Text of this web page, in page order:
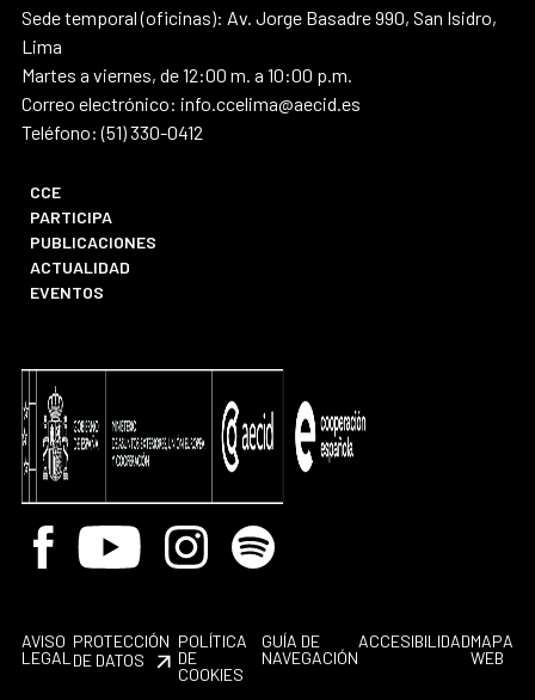
Sede temporal (oficinas): Av. Jorge Basadre 990, San Isidro,
Lima
Martes a viernes, de 12:00 m. a 10:00 p.m.
Correo electrónico: info.ccelima@aecid.es
Teléfono: (51) 330-0412
CCE
PARTICIPA
PUBLICACIONES
ACTUALIDAD
EVENTOS
Facebook
Youtube InstagramSpotify
AVISO
LEGAL
PROTECCIÓN
DE DATOS
POLÍTICA
DE
COOKIES
GUÍA DE
NAVEGACIÓN
ACCESIBILIDADMAPA
WEB